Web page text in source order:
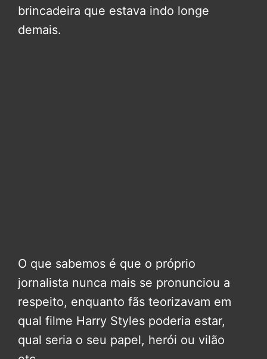
brincadeira que estava indo longe
demais.
O que sabemos é que o próprio
jornalista nunca mais se pronunciou a
respeito, enquanto fãs teorizavam em
qual filme Harry Styles poderia estar,
qual seria o seu papel, herói ou vilão